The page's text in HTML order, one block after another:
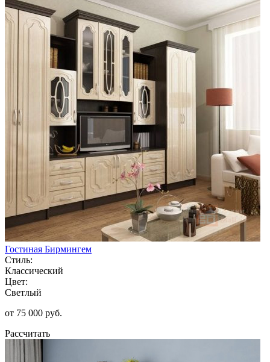
Гостиная Бирмингем
Стиль:
Классический
Цвет:
Светлый
от 75 000 руб.
Рассчитать